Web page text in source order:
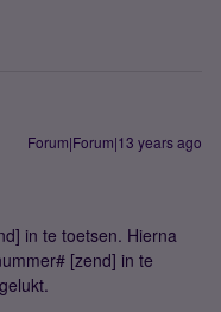
Forum|Forum|13 years ago
in te toetsen. Hierna
[zend] in te